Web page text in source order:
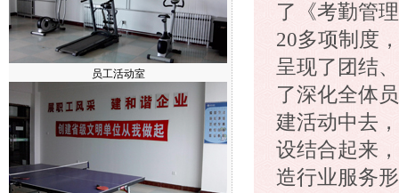
了《考勤管
20多项制度
呈现了团结
了深化全体
建活动中去
设结合起来
造行业服务